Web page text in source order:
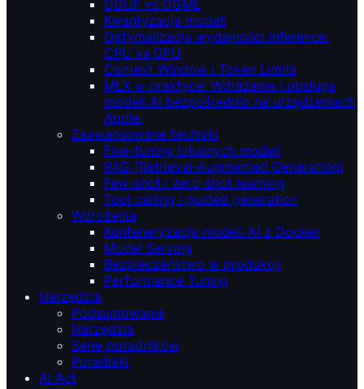
GGUF vs GGML
Kwantyzacja modeli
Optymalizacja wydajności inference:
CPU vs GPU
Context Window i Token Limits
MLX w praktyce: Wdrażanie i obsługa
modeli AI bezpośrednio na urządzeniach
Apple.
Zaawansowane techniki
Fine-tuning lokalnych modeli
RAG (Retrieval‑Augmented Generation)
Few-shot i zero-shot learning
Tool calling i guided generation
Wdrożenia
Konteneryzacja modeli AI z Docker
Model Serving
Bezpieczeństwo w produkcji
Performance Tuning
Narzędzia
Podsumowanie
Narzędzia
Serie poradników
Poradniki
AI Act